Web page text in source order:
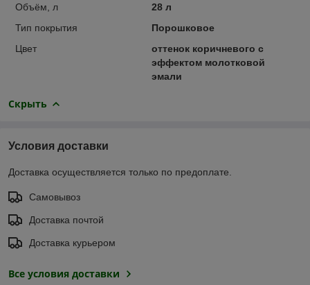
Объём, л
28 л
Тип покрытия
Порошковое
Цвет
оттенок коричневого с
эффектом молотковой
эмали
Скрыть
Условия доставки
Доставка осуществляется только по предоплате.
Самовывоз
Доставка почтой
Доставка курьером
Все условия доставки